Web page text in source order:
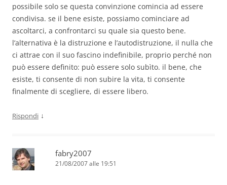
possibile solo se questa convinzione comincia ad essere
condivisa. se il bene esiste, possiamo cominciare ad
ascoltarci, a confrontarci su quale sia questo bene.
l’alternativa è la distruzione e l’autodistruzione, il nulla che
ci attrae con il suo fascino indefinibile, proprio perché non
può essere definito: può essere solo subìto. il bene, che
esiste, ti consente di non subire la vita, ti consente
finalmente di scegliere, di essere libero.
Rispondi ↓
fabry2007
21/08/2007 alle 19:51